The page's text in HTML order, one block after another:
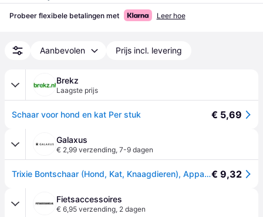
Probeer flexibele betalingen met Leer hoe
Aanbevolen Prijs incl. levering
Brekz
Laagste prijs
Schaar voor hond en kat Per stuk € 5,69
Galaxus
€ 2,99 verzending, 7-9 dagen
Trixie Bontschaar (Hond, Kat, Knaagdieren), Apparaat voor dierverzorging€ 9,32
Fietsaccessoires
€ 6,95 verzending, 2 dagen